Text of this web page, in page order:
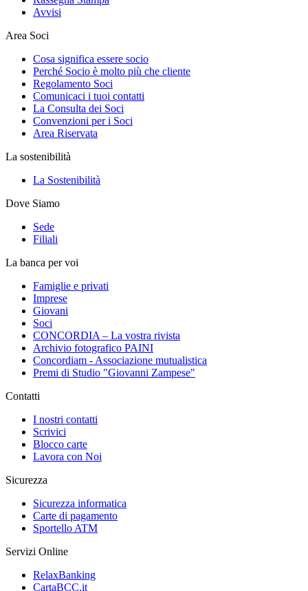
Avvisi
Area Soci
Cosa significa essere socio
Perché Socio è molto più che cliente
Regolamento Soci
Comunicaci i tuoi contatti
La Consulta dei Soci
Convenzioni per i Soci
Area Riservata
La sostenibilità
La Sostenibilità
Dove Siamo
Sede
Filiali
La banca per voi
Famiglie e privati
Imprese
Giovani
Soci
CONCORDIA – La vostra rivista
Archivio fotografico PAINI
Concordiam - Associazione mutualistica
Premi di Studio "Giovanni Zampese"
Contatti
I nostri contatti
Scrivici
Blocco carte
Lavora con Noi
Sicurezza
Sicurezza informatica
Carte di pagamento
Sportello ATM
Servizi Online
RelaxBanking
CartaBCC.it